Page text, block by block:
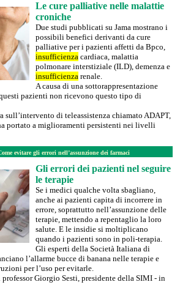
Le cure palliative nelle malattie
croniche
Due studi pubblicati su Jama mostrano i
possibili benefici derivanti da cure
palliative per i pazienti affetti da Bpco,
insufficienza cardiaca, malattia
polmonare interstiziale (ILD), demenza e
insufficienza renale.
A causa di una sottorappresentazione
pazienti non ricevono questo tipo di
sull’intervento di teleassistenza chiamato ADAPT,
portato a miglioramenti persistenti nei livelli
evitare gli errori nell’assunzione dei farmaci
Gli errori dei pazienti nel seguire
le terapie
Se i medici qualche volta sbagliano,
anche ai pazienti capita di incorrere in
errore, soprattutto nell’assunzione delle
terapie, mettendo a repentaglio la loro
salute. E le insidie si moltiplicano
quando i pazienti sono in poli-terapia.
Gli esperti della Società Italiana di
l’allarme bucce di banana nelle terapie e
per l’uso per evitarle.
Giorgio Sesti, presidente della SIMI - in